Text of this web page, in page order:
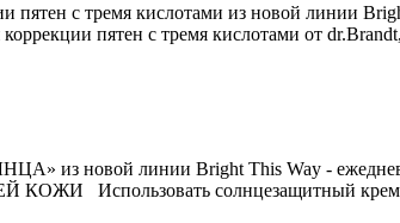
пятен с тремя кислотами из новой
пятен с тремя кислотами от
из новой линии Bright This Way -
Использовать солнцезащитный крем